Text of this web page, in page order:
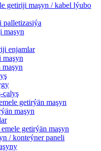
getiriji maşyn / kabel lýubo
maşyn
enjamlar
maşyn
çalyş
getirýän maşyn
maşyn
getirýän maşyn
/ konteýner paneli